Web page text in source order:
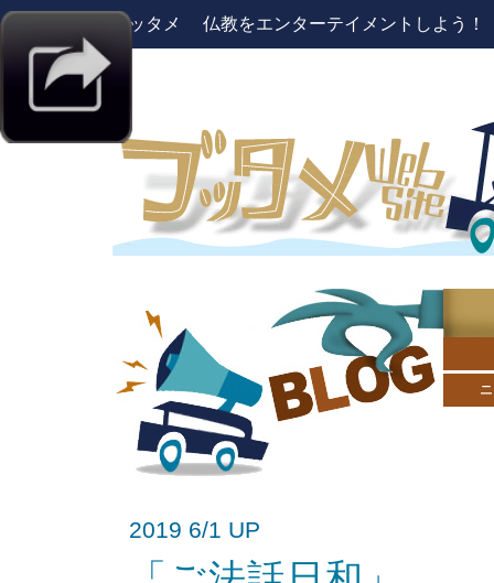
ブッタメ 仏教をエンターテイメントしよう
2019 6/1 UP